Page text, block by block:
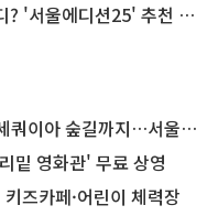
울에디션25' 추천 코스
길까지…서울둘레길 15코스
밑 영화관' 무료 상영
즈카페·어린이 체력장